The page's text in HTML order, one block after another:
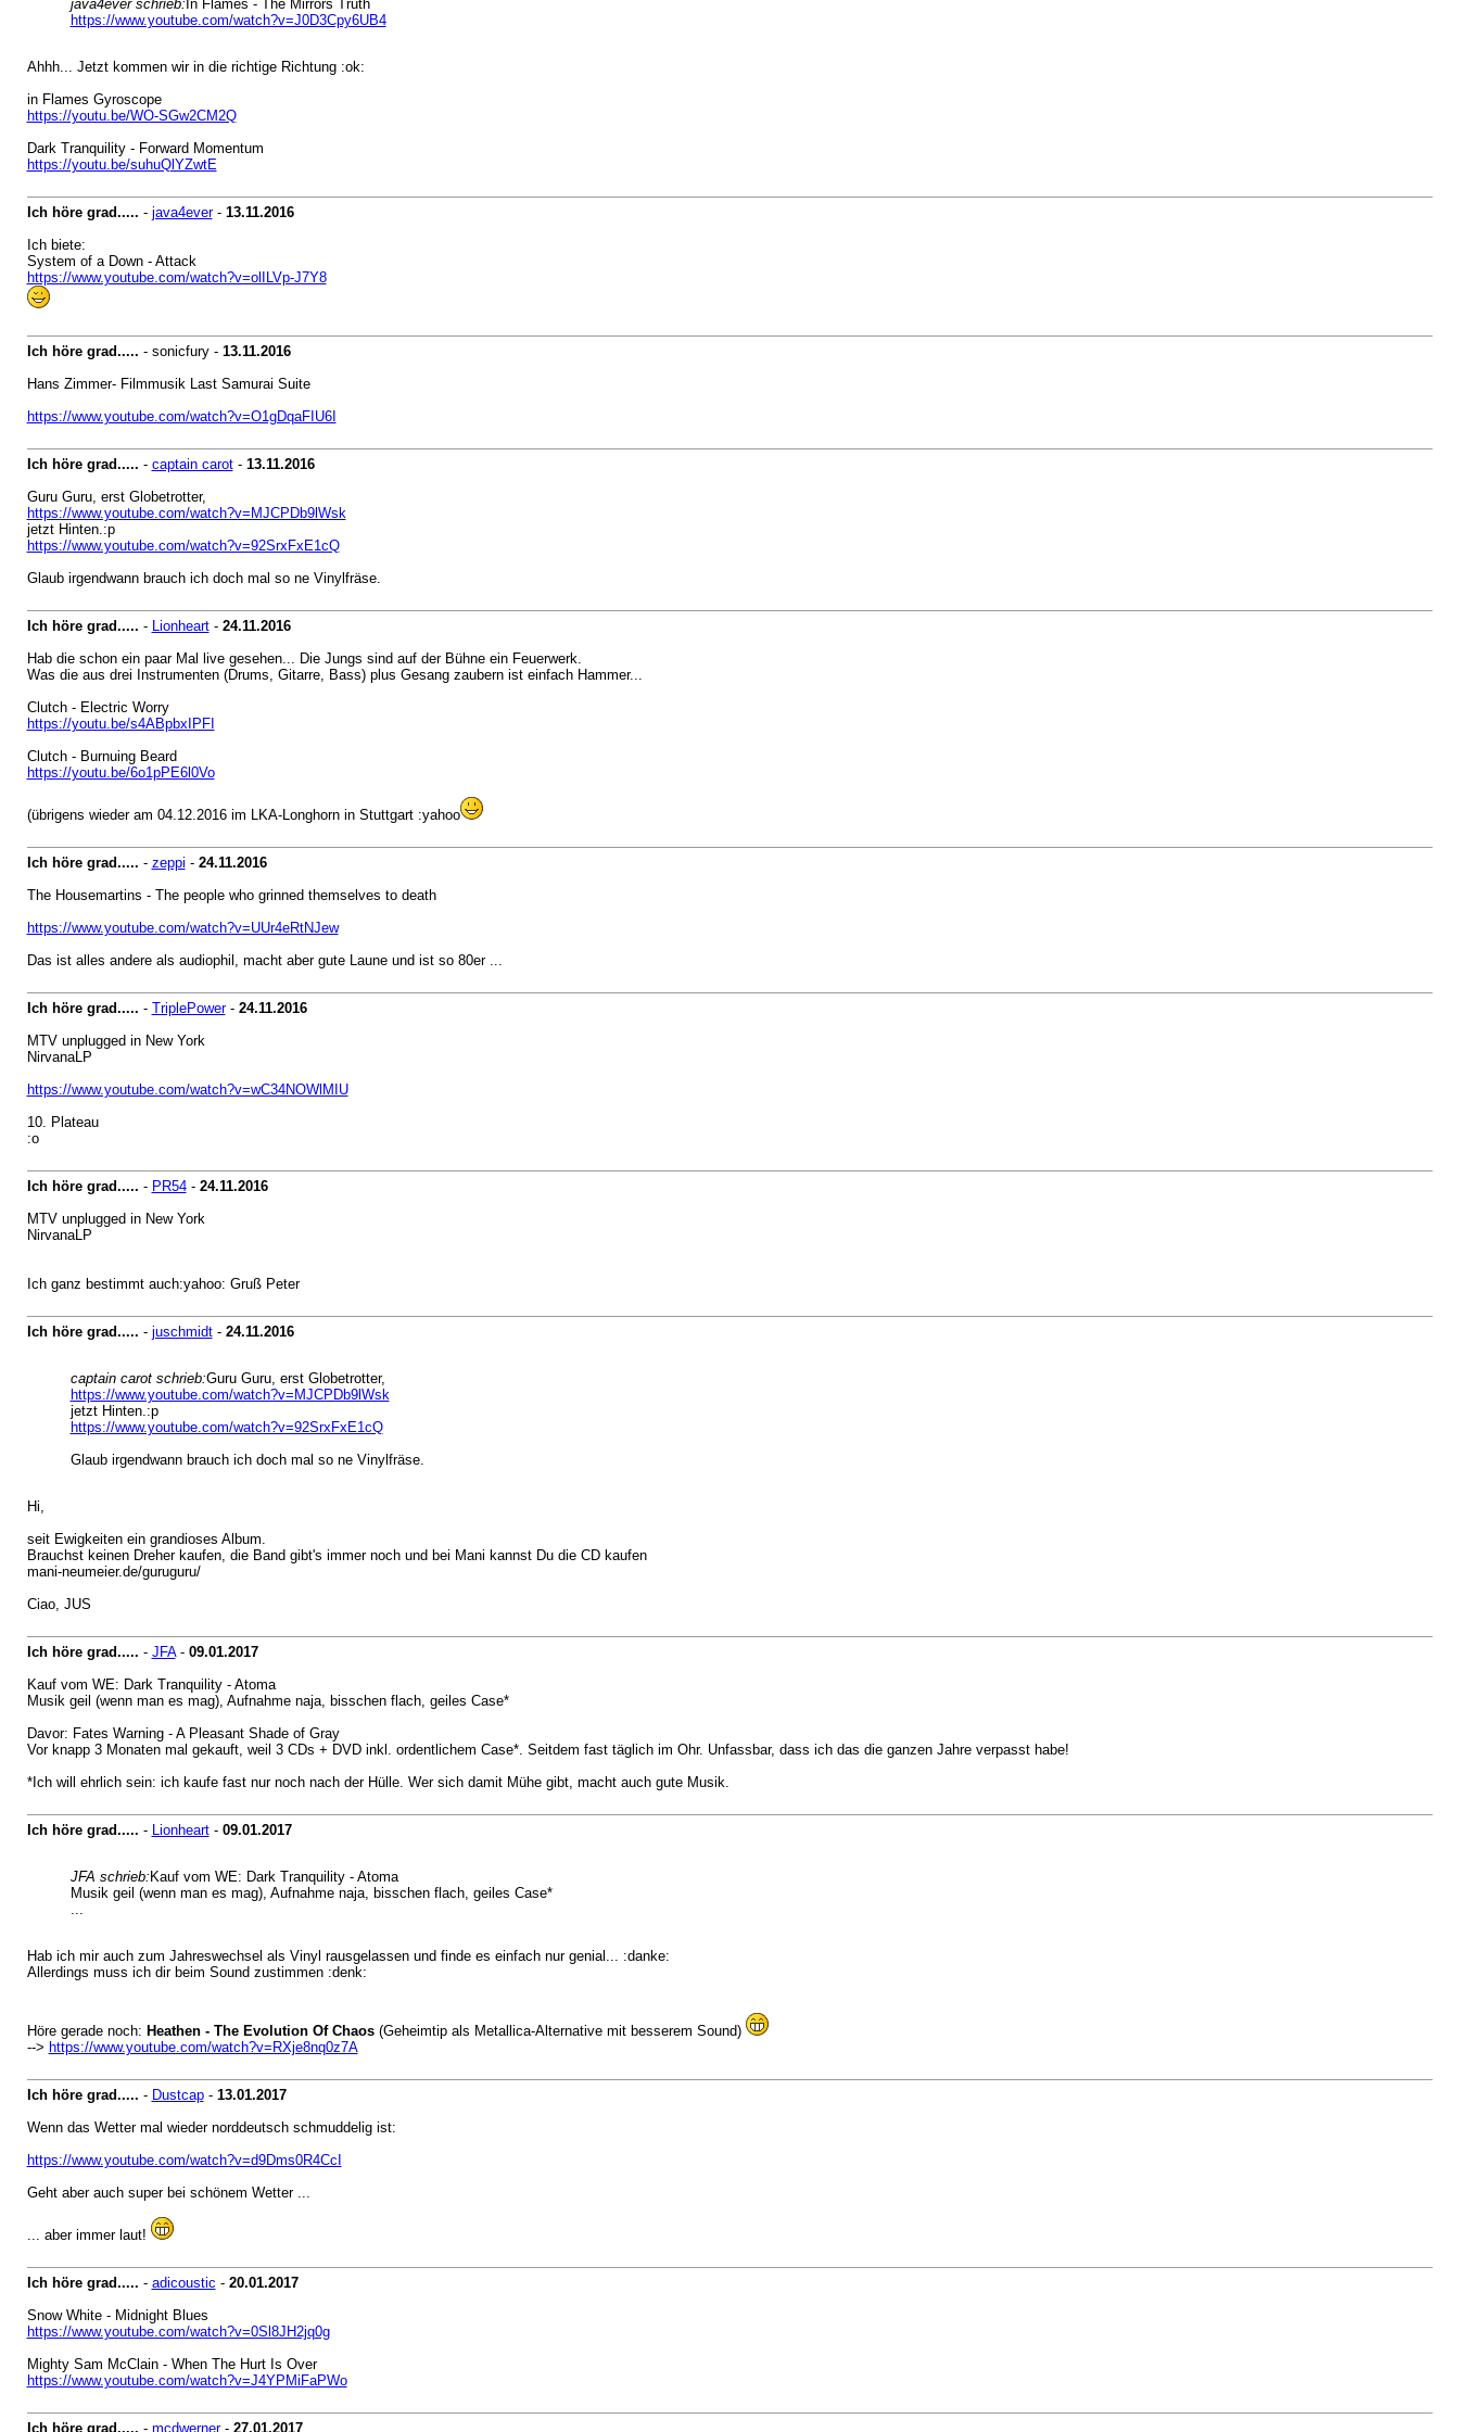
java4ever schrieb: In Flames - The Mirrors Truth
https://www.youtube.com/watch?v=J0D3Cpy6UB4
Ahhh... Jetzt kommen wir in die richtige Richtung :ok:
in Flames Gyroscope
https://youtu.be/WO-SGw2CM2Q
Dark Tranquility - Forward Momentum
https://youtu.be/suhuQlYZwtE
Ich höre grad..... - java4ever- 13.11.2016
Ich biete:
System of a Down - Attack
https://www.youtube.com/watch?v=olILVp-J7Y8
Ich höre grad..... - sonicfury - 13.11.2016
Hans Zimmer- Filmmusik Last Samurai Suite
https://www.youtube.com/watch?v=O1gDqaFIU6I
Ich höre grad..... - captain carot- 13.11.2016
Guru Guru, erst Globetrotter,
https://www.youtube.com/watch?v=MJCPDb9lWsk
jetzt Hinten.:p
https://www.youtube.com/watch?v=92SrxFxE1cQ
Glaub irgendwann brauch ich doch mal so ne Vinylfräse.
Ich höre grad..... - Lionheart- 24.11.2016
Hab die schon ein paar Mal live gesehen... Die Jungs sind auf der Bühne ein Feuerwerk.
Was die aus drei Instrumenten (Drums, Gitarre, Bass) plus Gesang zaubern ist einfach Hammer...
Clutch - Electric Worry
https://youtu.be/s4ABpbxIPFI
Clutch - Burnuing Beard
https://youtu.be/6o1pPE6l0Vo
(übrigens wieder am 04.12.2016 im LKA-Longhorn in Stuttgart :yahoo
Ich höre grad..... - zeppi - 24.11.2016
The Housemartins - The people who grinned themselves to death
https://www.youtube.com/watch?v=UUr4eRtNJew
Das ist alles andere als audiophil, macht aber gute Laune und ist so 80er ...
Ich höre grad..... - TriplePower- 24.11.2016
MTV unplugged in New York
NirvanaLP
https://www.youtube.com/watch?v=wC34NOWlMIU
10. Plateau
:o
Ich höre grad..... - PR54- 24.11.2016
MTV unplugged in New York
NirvanaLP
Ich ganz bestimmt auch:yahoo: Gruß Peter
Ich höre grad..... - juschmidt- 24.11.2016
captain carot schrieb:Guru Guru, erst Globetrotter,
https://www.youtube.com/watch?v=MJCPDb9lWsk
jetzt Hinten.:p
https://www.youtube.com/watch?v=92SrxFxE1cQ
Glaub irgendwann brauch ich doch mal so ne Vinylfräse.
Hi,
seit Ewigkeiten ein grandioses Album.
Brauchst keinen Dreher kaufen, die Band gibt's immer noch und bei Mani kannst Du die CD kaufen
mani-neumeier.de/guruguru/
Ciao, JUS
Ich höre grad..... - JFA- 09.01.2017
Kauf vom WE: Dark Tranquility - Atoma
Musik geil (wenn man es mag), Aufnahme naja, bisschen flach, geiles Case*
Davor: Fates Warning - A Pleasant Shade of Gray
Vor knapp 3 Monaten mal gekauft, weil 3 CDs + DVD inkl. ordentlichem Case*. Seitdem fast täglich im Ohr. Unfassbar, dass ich das die ganzen Jahre verpasst habe!
*Ich will ehrlich sein: ich kaufe fast nur noch nach der Hülle. Wer sich damit Mühe gibt, macht auch gute Musik.
Ich höre grad..... - Lionheart- 09.01.2017
JFA schrieb: Kauf vom WE: Dark Tranquility - Atoma
Musik geil (wenn man es mag), Aufnahme naja, bisschen flach, geiles Case*
...
Hab ich mir auch zum Jahreswechsel als Vinyl rausgelassen und finde es einfach nur genial... :danke:
Allerdings muss ich dir beim Sound zustimmen :denk:
Höre gerade noch: Heathen - The Evolution Of Chaos(Geheimtip als Metallica-Alternative mit besserem Sound)
--> https://www.youtube.com/watch?v=RXje8nq0z7A
Ich höre grad..... - Dustcap- 13.01.2017
Wenn das Wetter mal wieder norddeutsch schmuddelig ist:
https://www.youtube.com/watch?v=d9Dms0R4CcI
Geht aber auch super bei schönem Wetter ...
... aber immer laut!
Ich höre grad..... - adicoustic - 20.01.2017
Snow White - Midnight Blues
https://www.youtube.com/watch?v=0Sl8JH2jq0g
Mighty Sam McClain - When The Hurt Is Over
https://www.youtube.com/watch?v=J4YPMiFaPWo
Ich höre grad..... - mcdwerner- 27.01.2017